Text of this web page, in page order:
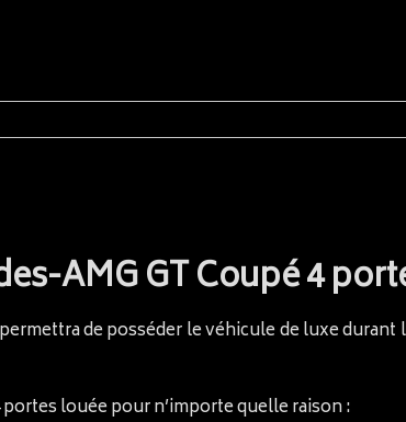
AMG GT Coupé 4
de posséder le véhicule de luxe
louée pour n’importe quelle raison :